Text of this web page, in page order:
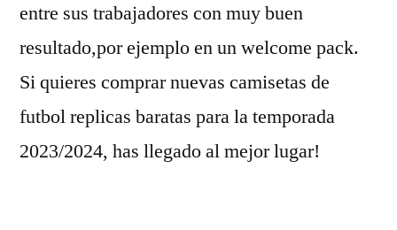
entre sus trabajadores con muy buen
resultado,por ejemplo en un welcome pack.
Si quieres comprar nuevas camisetas de
futbol replicas baratas para la temporada
2023/2024, has llegado al mejor lugar!